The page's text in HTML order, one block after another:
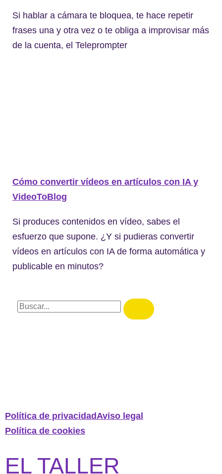
Si hablar a cámara te bloquea, te hace repetir
frases una y otra vez o te obliga a improvisar más
de la cuenta, el Teleprompter
Cómo convertir vídeos en artículos con IA y
VideoToBlog
Si produces contenidos en vídeo, sabes el
esfuerzo que supone. ¿Y si pudieras convertir
vídeos en artículos con IA de forma automática y
publicable en minutos?
Política de privacidadAviso legal
Política de cookies
EL TALLER